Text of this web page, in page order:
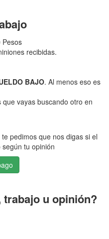
Pesos
recibidas.
BAJO. Al menos eso es
vayas buscando otro en
pedimos que nos digas si el
tu opinión
trabajo u opinión?